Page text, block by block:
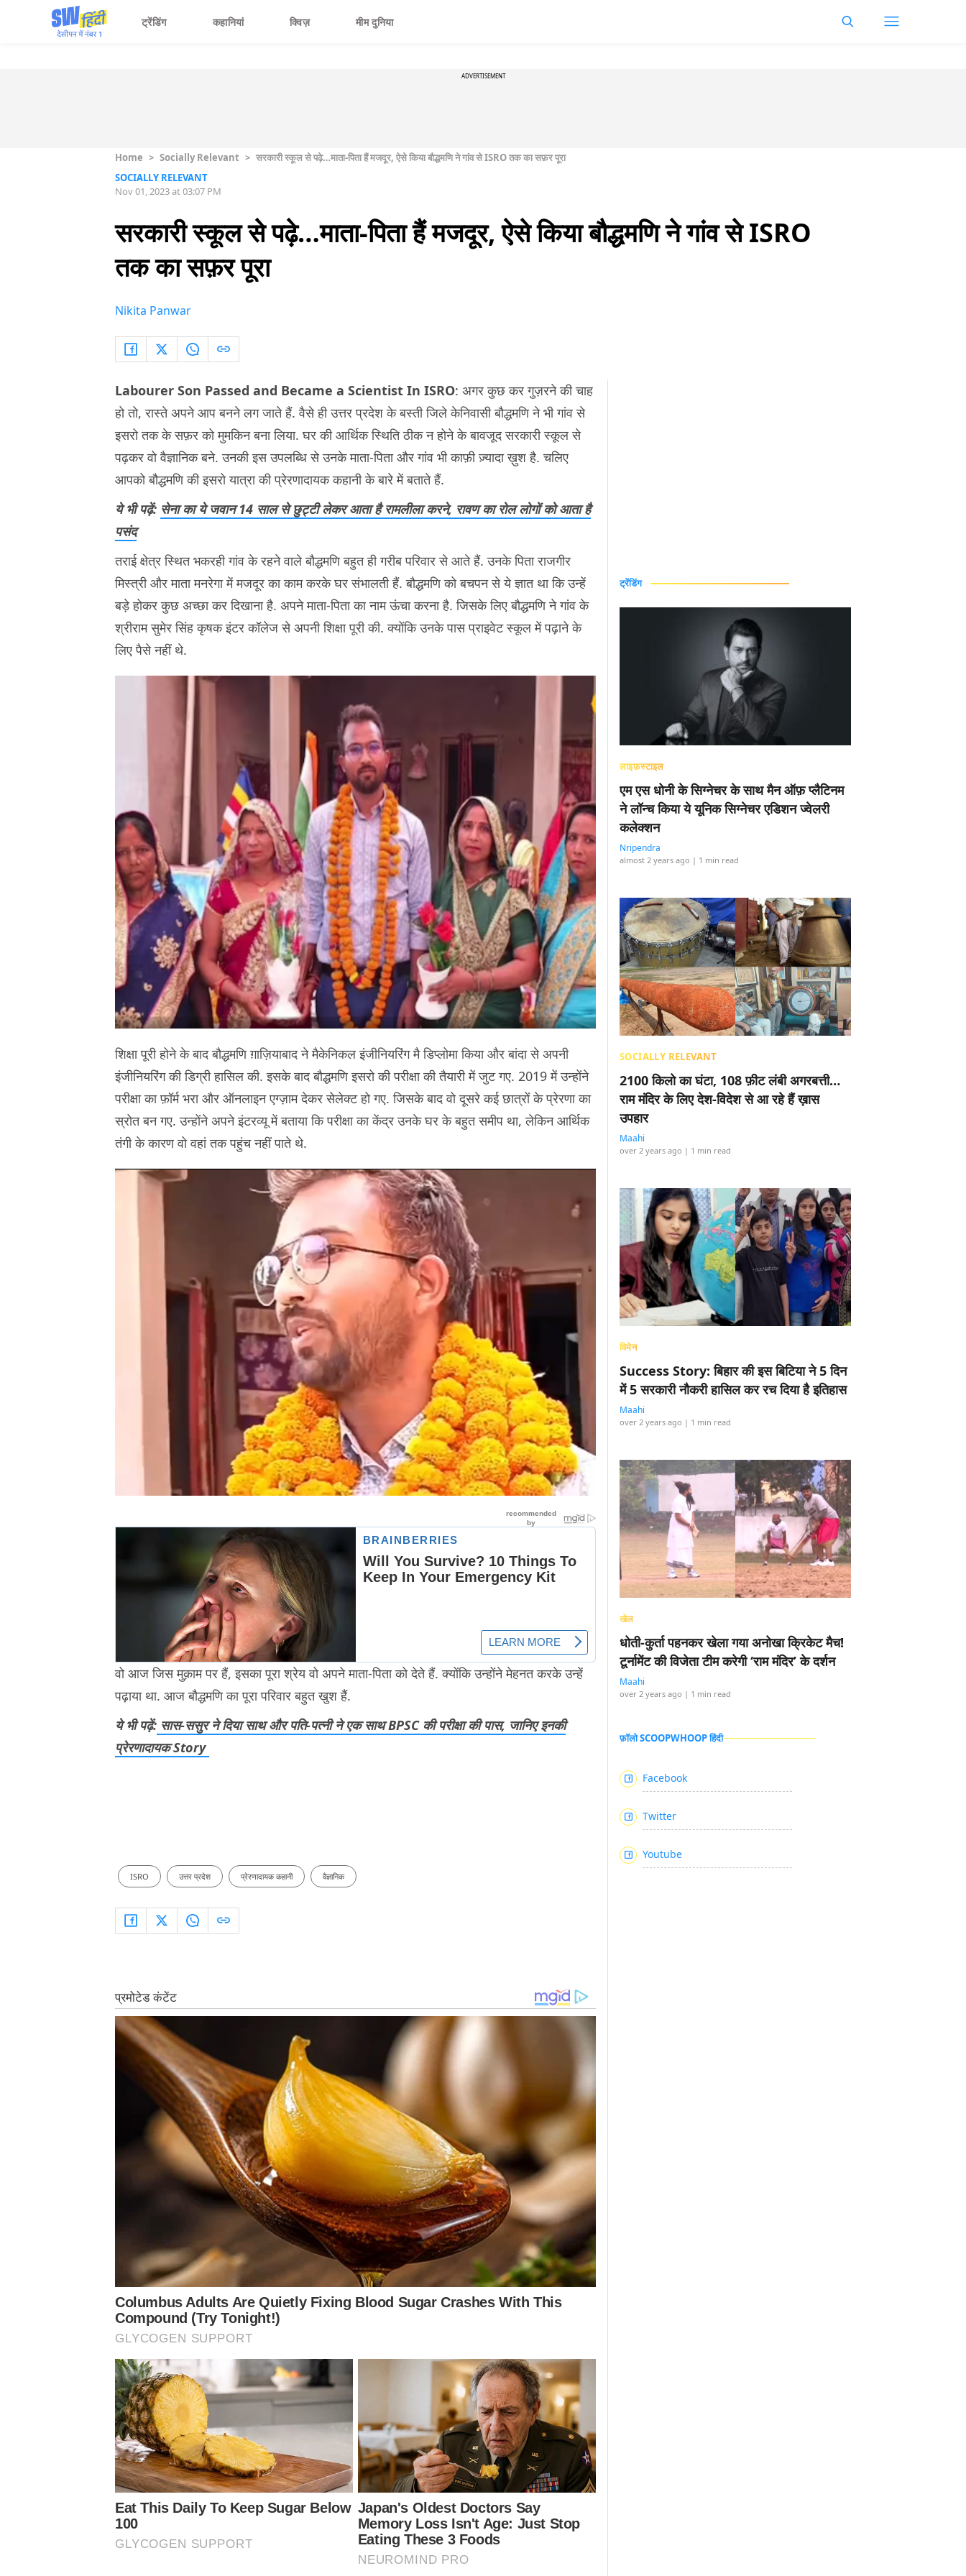
ट्रेंडिंग कहानियां क्विज़ मीम दुनिया
ADVERTISEMENT
Home > Socially Relevant > सरकारी स्कूल से पढ़े…माता-पिता हैं मजदूर, ऐसे किया बौद्धमणि ने गांव से ISRO तक का सफ़र पूरा
SOCIALLY RELEVANT
Nov 01, 2023 at 03:07 PM
सरकारी स्कूल से पढ़े…माता-पिता हैं मजदूर, ऐसे किया बौद्धमणि ने गांव से ISRO
तक का सफ़र पूरा
Nikita Panwar
Labourer Son Passed and Became a Scientist In ISRO: अगर कुछ कर गुज़रने की चाह
हो तो, रास्ते अपने आप बनने लग जाते हैं. वैसे ही उत्तर प्रदेश के बस्ती जिले केनिवासी बौद्धमणि ने भी गांव से
इसरो तक के सफ़र को मुमकिन बना लिया. घर की आर्थिक स्थिति ठीक न होने के बावजूद सरकारी स्कूल से
पढ़कर वो वैज्ञानिक बने. उनकी इस उपलब्धि से उनके माता-पिता और गांव भी काफ़ी ज़्यादा ख़ुश है. चलिए
आपको बौद्धमणि की इसरो यात्रा की प्रेरणादायक कहानी के बारे में बताते हैं.
ये भी पढ़ें: सेना का ये जवान 14 साल से छुट्टी लेकर आता है रामलीला करने, रावण का रोल लोगों को आता है
पसंद
तराई क्षेत्र स्थित भकरही गांव के रहने वाले बौद्धमणि बहुत ही गरीब परिवार से आते हैं. उनके पिता राजगीर
मिस्त्री और माता मनरेगा में मजदूर का काम करके घर संभालती हैं. बौद्धमणि को बचपन से ये ज्ञात था कि उन्हें
बड़े होकर कुछ अच्छा कर दिखाना है. अपने माता-पिता का नाम ऊंचा करना है. जिसके लिए बौद्धमणि ने गांव के
श्रीराम सुमेर सिंह कृषक इंटर कॉलेज से अपनी शिक्षा पूरी की. क्योंकि उनके पास प्राइवेट स्कूल में पढ़ाने के
लिए पैसे नहीं थे.
शिक्षा पूरी होने के बाद बौद्धमणि ग़ाज़ियाबाद ने मैकेनिकल इंजीनियरिंग मै डिप्लोमा किया और बांदा से अपनी
इंजीनियरिंग की डिग्री हासिल की. इसके बाद बौद्धमणि इसरो की परीक्षा की तैयारी में जुट गए. 2019 में उन्होंने
परीक्षा का फ़ॉर्म भरा और ऑनलाइन एग्ज़ाम देकर सेलेक्ट हो गए. जिसके बाद वो दूसरे कई छात्रों के प्रेरणा का
स्रोत बन गए. उन्होंने अपने इंटरव्यू में बताया कि परीक्षा का केंद्र उनके घर के बहुत समीप था, लेकिन आर्थिक
तंगी के कारण वो वहां तक पहुंच नहीं पाते थे.
वो आज जिस मुक़ाम पर हैं, इसका पूरा श्रेय वो अपने माता-पिता को देते हैं. क्योंकि उन्होंने मेहनत करके उन्हें
पढ़ाया था. आज बौद्धमणि का पूरा परिवार बहुत खुश हैं.
ये भी पढ़ें: सास-ससुर ने दिया साथ और पति-पत्नी ने एक साथ BPSC की परीक्षा की पास, जानिए इनकी
प्रेरणादायक Story
ISRO उत्तर प्रदेश प्रेरणादायक कहानी वैज्ञानिक
ट्रेंडिंग
लाइफ़स्टाइल
एम एस धोनी के सिग्नेचर के साथ मैन ऑफ़ प्लैटिनम
ने लॉन्च किया ये यूनिक सिग्नेचर एडिशन ज्वेलरी
कलेक्शन
Nripendra
almost 2 years ago | 1 min read
SOCIALLY RELEVANT
2100 किलो का घंटा, 108 फ़ीट लंबी अगरबत्ती…
राम मंदिर के लिए देश-विदेश से आ रहे हैं ख़ास
उपहार
Maahi
over 2 years ago | 1 min read
विमेन
Success Story: बिहार की इस बिटिया ने 5 दिन
में 5 सरकारी नौकरी हासिल कर रच दिया है इतिहास
Maahi
over 2 years ago | 1 min read
खेल
धोती-कुर्ता पहनकर खेला गया अनोखा क्रिकेट मैच!
टूर्नामेंट की विजेता टीम करेगी ‘राम मंदिर’ के दर्शन
Maahi
over 2 years ago | 1 min read
फ़ॉलो SCOOPWHOOP हिंदी
Facebook
Twitter
Youtube